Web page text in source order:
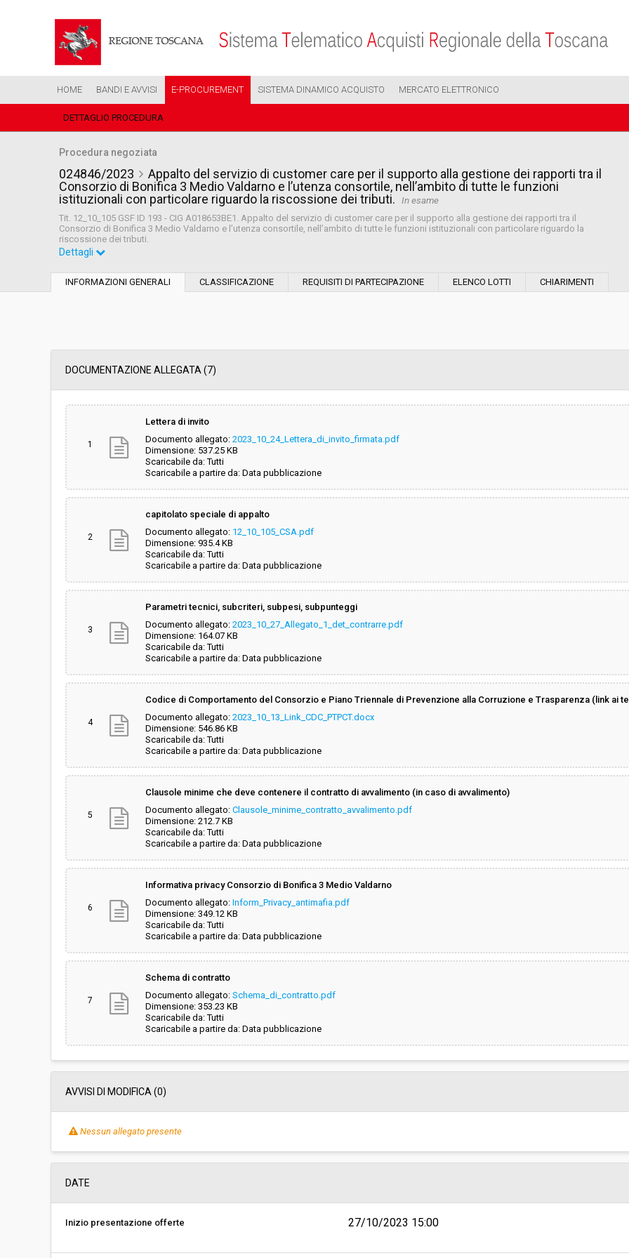
HOME BANDI E AVVISI E-PROCUREMENT SISTEMA DINAMICO ACQUISTO MERCATO ELETTRONICO
DETTAGLIO PROCEDURA
Procedura negoziata
024846/2023
Appalto del servizio di customer care per il supporto alla gestione dei rapporti tra il
Consorzio di Bonifica 3 Medio Valdarno e l’utenza consortile, nell’ambito di tutte le funzioni
istituzionali con particolare riguardo la riscossione dei tributi.
In esame
Tit. 12_10_105 GSF ID 193 - CIG A018653BE1. Appalto del servizio di customer care per il supporto alla gestione dei rapporti tra il
Consorzio di Bonifica 3 Medio Valdarno e l’utenza consortile, nell’ambito di tutte le funzioni istituzionali con particolare riguardo la
riscossione dei tributi.
generata la procedura:
Scelta del contraente:
Valore stimato della procedura:
Dettagli
INFORMAZIONI GENERALI CLASSIFICAZIONE REQUISITI DI PARTECIPAZIONE ELENCO LOTTI CHIARIMENTI
DOCUMENTAZIONE ALLEGATA (7)
1
Lettera di invito
Documento allegato: 2023_10_24_Lettera_di_invito_firmata.pdf
Dimensione: 537.25 KB
Scaricabile da: Tutti
Scaricabile a partire da: Data pubblicazione
2
capitolato speciale di appalto
Documento allegato: 12_10_105_CSA.pdf
Dimensione: 935.4 KB
Scaricabile da: Tutti
Scaricabile a partire da: Data pubblicazione
3
Parametri tecnici, subcriteri, subpesi, subpunteggi
Documento allegato: 2023_10_27_Allegato_1_det_contrarre.pdf
Dimensione: 164.07 KB
Scaricabile da: Tutti
Scaricabile a partire da: Data pubblicazione
4
Codice di Comportamento del Consorzio e Piano Triennale di Prevenzione alla Corruzione e Trasparenza (link ai
Documento allegato: 2023_10_13_Link_CDC_PTPCT.docx
Dimensione: 546.86 KB
Scaricabile da: Tutti
Scaricabile a partire da: Data pubblicazione
5
Clausole minime che deve contenere il contratto di avvalimento (in caso di avvalimento)
Documento allegato: Clausole_minime_contratto_avvalimento.pdf
Dimensione: 212.7 KB
Scaricabile da: Tutti
Scaricabile a partire da: Data pubblicazione
6
Informativa privacy Consorzio di Bonifica 3 Medio Valdarno
Documento allegato: Inform_Privacy_antimafia.pdf
Dimensione: 349.12 KB
Scaricabile da: Tutti
Scaricabile a partire da: Data pubblicazione
7
Schema di contratto
Documento allegato: Schema_di_contratto.pdf
Dimensione: 353.23 KB
Scaricabile da: Tutti
Scaricabile a partire da: Data pubblicazione
AVVISI DI MODIFICA (0)
Nessun allegato presente
DATE
Inizio presentazione offerte 27/10/2023 15:00